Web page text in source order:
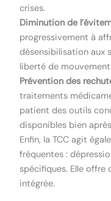
crises.
Diminution de
progressivement à
désensibilisation aux
liberté de
Prévention des
traitements
patient des outils
disponibles bien
Enfin, la TCC agit
fréquentes :
spécifiques. Elle offre
intégrée.